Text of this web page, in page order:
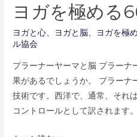
ヨガを極める
ヨガと心、 ヨガと脳、 ヨガを極
ル協会
プラーナーヤーマと脳 プラーナ
果があるでしょうか。 プラーナ
技術です。西洋で、通常、それ
コントロールとして訳されます